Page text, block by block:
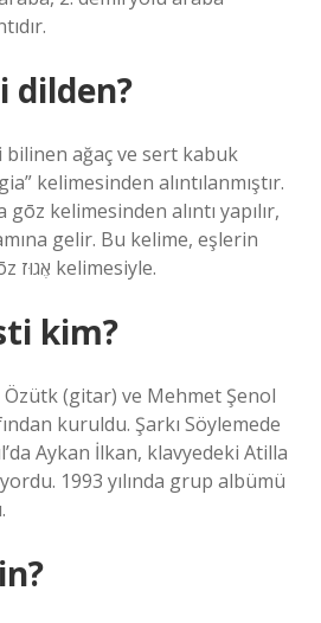
dilden?
kelimesinden alıntılanmıştır.
kelimesinden alıntı yapılır,
gelir. Bu kelime, eşlerin
aynı anlamı olan Egōz אֶגוּז kelimesiyle.
kim?
(gitar) ve Mehmet Şenol
kuruldu. Şarkı Söylemede
Aykan İlkan, klavyedeki Atilla
1993 yılında grup albümü